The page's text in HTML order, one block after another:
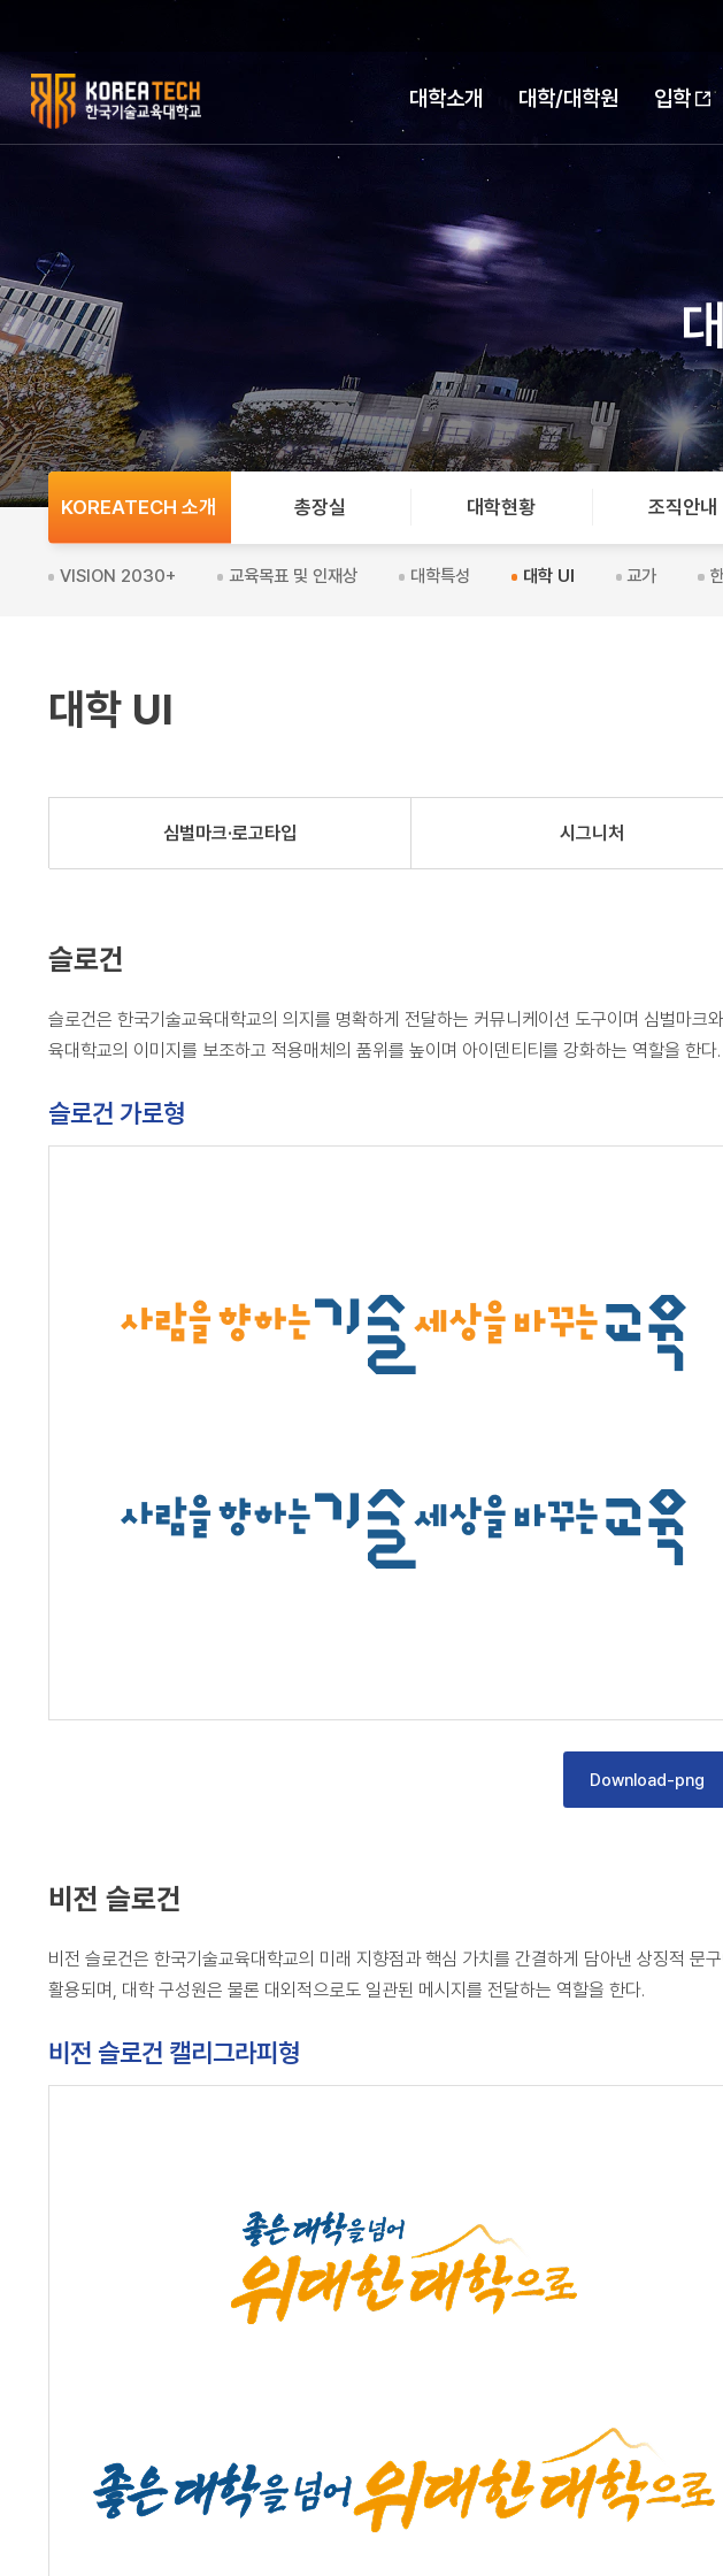
한
기
술
교
육
대
학
대학소개 대학/대학원 입학
KOREATECH 소개
VISION 2030+ 교육목표 및 인재상 대학특성 대학 UI 교가
총장실 대학현황 조직안내
대학 UI
심벌마크·로고타입 시그니처
슬로건
슬로건은 한국기술교육대학교의 의지를 명확하게 전달하는 커뮤니케이션 도구이며 심벌마
육대학교의 이미지를 보조하고 적용매체의 품위를 높이며 아이덴티티를 강화하는 역할을 한다.
슬로건 가로형
Download-png
비전 슬로건
비전 슬로건은 한국기술교육대학교의 미래 지향점과 핵심 가치를 간결하게 담아낸 상징적
활용되며, 대학 구성원은 물론 대외적으로도 일관된 메시지를 전달하는 역할을 한다.
비전 슬로건 캘리그라피형